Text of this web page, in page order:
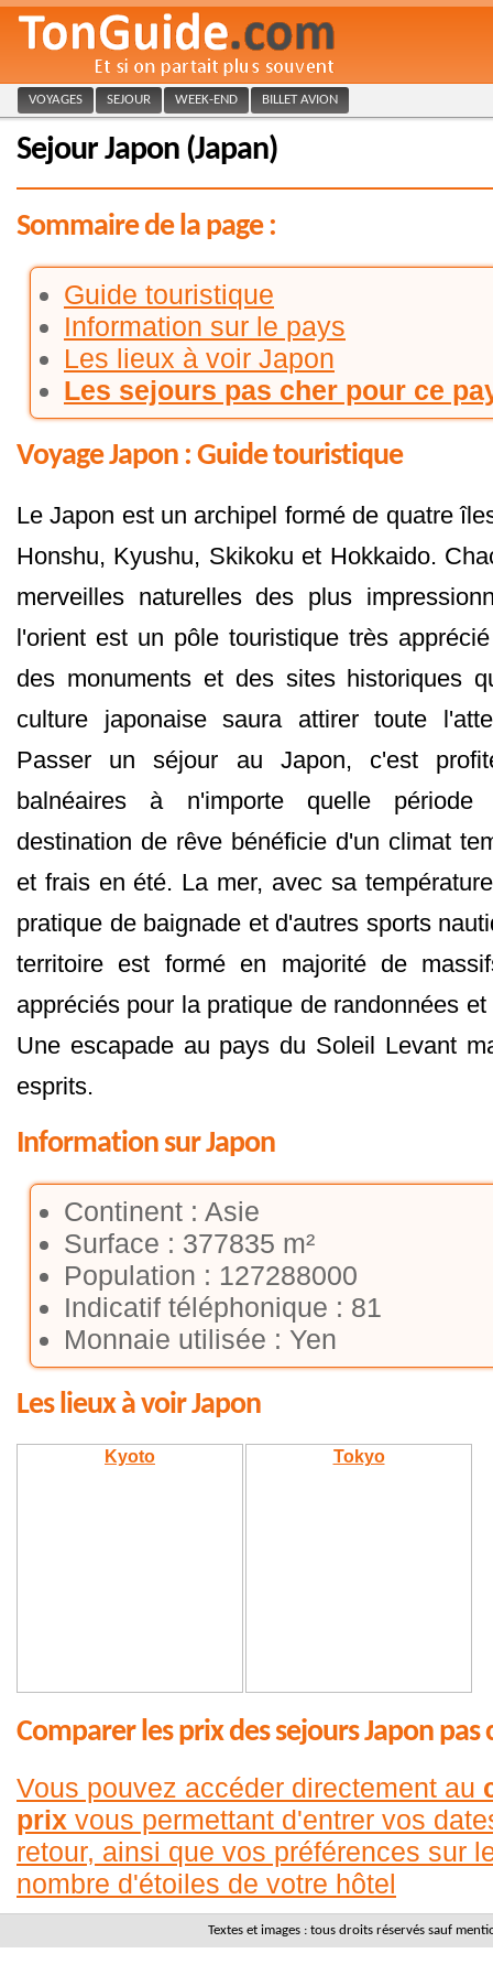
VOYAGES SEJOUR WEEK-END BILLET AVION
Sejour Japon (Japan)
Sommaire de la page :
Guide touristique
Information sur le pays
Les lieux à voir Japon
Les sejours pas cher pour ce
Voyage Japon : Guide touristique
Le Japon est un archipel formé de quatre
Honshu, Kyushu, Skikoku et Hokkaido.
merveilles naturelles des plus
l'orient est un pôle touristique très
des monuments et des sites historiques
culture japonaise saura attirer toute
Passer un séjour au Japon, c'est
balnéaires à n'importe quelle
destination de rêve bénéficie d'un climat
et frais en été. La mer, avec sa
pratique de baignade et d'autres sports
territoire est formé en majorité de
appréciés pour la pratique de randonnées
Une escapade au pays du Soleil Levant
esprits.
Information sur Japon
Continent : Asie
Surface : 377835 m²
Population : 127288000
Indicatif téléphonique : 81
Monnaie utilisée : Yen
Les lieux à voir Japon
Kyoto Tokyo
Comparer les prix des sejours Japon pas
Vous pouvez accéder directement au
prix vous permettant d'entrer vos
retour, ainsi que vos préférences sur
nombre d'étoiles de votre hôtel
Textes et images : tous droits réservés sauf